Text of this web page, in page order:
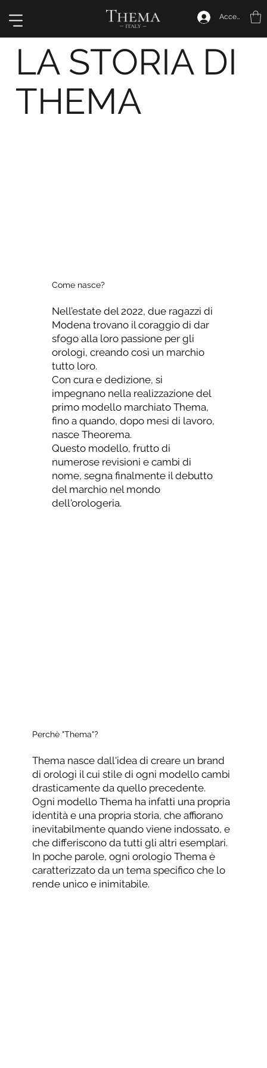
Accedi
Perchè "Thema"?
Thema nasce dall'idea di creare un brand
di orologi il cui stile di ogni modello cambi
drasticamente da quello precedente.
Ogni modello Thema ha infatti una propria
identità e una propria storia, che affiorano
inevitabilmente quando viene indossato, e
che differiscono da tutti gli altri esemplari.
In poche parole, ogni orologio Thema è
caratterizzato da un tema specifico che lo
rende unico e inimitabile.
LA STORIA DI
THEMA
Come nasce?
Nell’estate del 2022, due ragazzi di
Modena trovano il coraggio di dar
sfogo alla loro passione per gli
orologi, creando così un marchio
tutto loro.
Con cura e dedizione, si
impegnano nella realizzazione del
primo modello marchiato Thema,
fino a quando, dopo mesi di lavoro,
nasce Theorema.
Questo modello, frutto di
numerose revisioni e cambi di
nome, segna finalmente il debutto
del marchio nel mondo
dell'orologeria.